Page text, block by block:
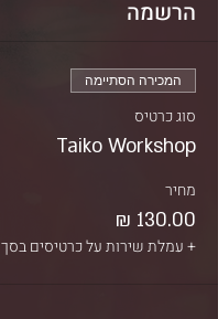
הרשמה
המכירה הסתיימה
סוג כרטיס
Taiko Workshop
מחיר
+ עמלת שירות על כרטיסים בסך ‏3.25 ‏₪